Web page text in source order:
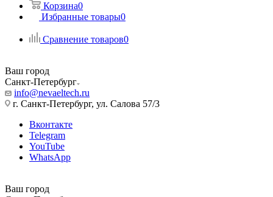
Корзина0
Избранные товары0
Сравнение товаров0
Ваш город
Санкт-Петербург
info@nevaeltech.ru
г. Санкт-Петербург, ул. Салова 57/3
Вконтакте
Telegram
YouTube
WhatsApp
Ваш город